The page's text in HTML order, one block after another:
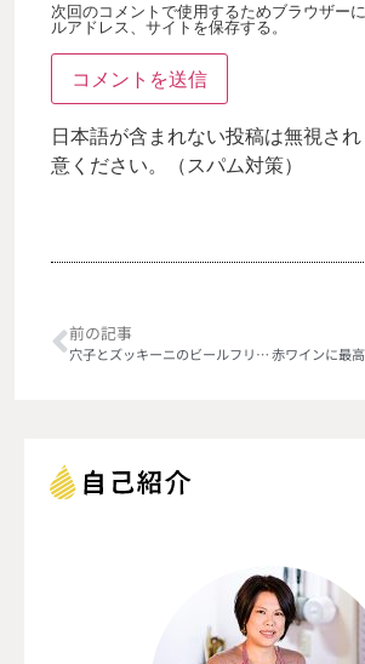
次回のコメントで使用するためブラウザー
ルアドレス、サイトを保存する。
日本語が含まれない投稿は無視さ
意ください。（スパム対策）
前の記事
穴子とズッキーニのビールフリット